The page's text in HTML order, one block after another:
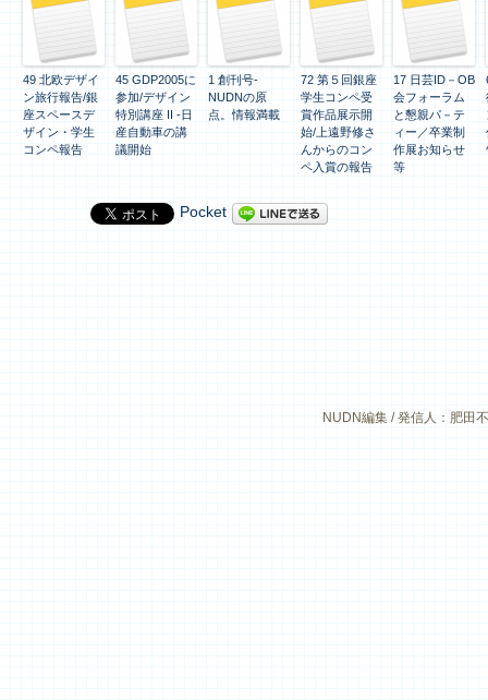
49 北欧デザイ
ン旅行報告/銀
座スペースデ
ザイン・学生
コンペ報告
45 GDP2005に
参加/デザイン
特別講座 II -日
産自動車の講
議開始
1 創刊号-
NUDNの原
点。情報満載
72 第５回銀座
学生コンペ受
賞作品展示開
始/上遠野修さ
んからのコン
ペ入賞の報告
17 日芸ID－OB
会フォーラム
と懇親パ－テ
ィー／卒業制
作展お知らせ
等
Pocket
NUDN編集 / 発信人：肥田